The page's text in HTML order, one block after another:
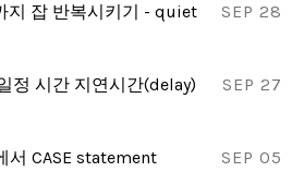
SEP 28
지 잡 반복시키기 - quiet
SEP 27
정 시간 지연시간(delay)
SEP 05
서 CASE statement